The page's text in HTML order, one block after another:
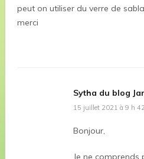
peut on utiliser du verre de
merci
Sytha du blog
15 juillet 2021 à 9 h
Bonjour,
Je ne comprends